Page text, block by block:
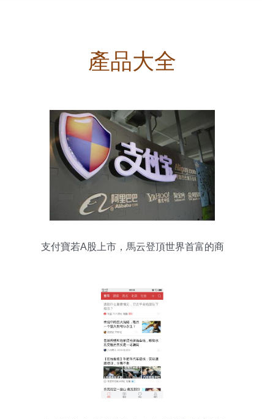
產品大全
支付寶若A股上市，馬云登頂世界首富的商